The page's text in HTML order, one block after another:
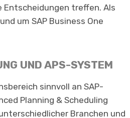
treffen. Als
um SAP Business One
UND APS-SYSTEM
sinnvoll an SAP-
Planning & Sche­duling
Branchen und